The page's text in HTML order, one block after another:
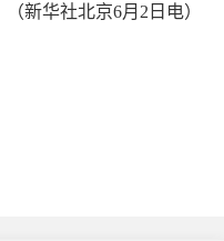
华社北京6月2日电）